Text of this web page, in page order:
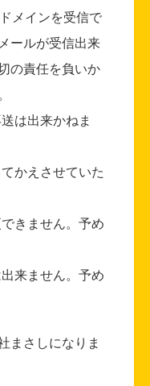
メインを受信で
ールが受信出来
の責任を負いか
は出来かねま
かえさせていた
きません。予め
来ません。予め
まさしになりま